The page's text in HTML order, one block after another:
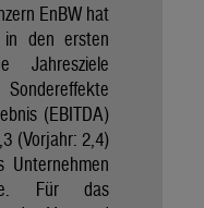
EnBW hat
in den ersten
Jahresziele
(EBITDA)
(Vorjahr: 2,4)
Unternehmen
Für das